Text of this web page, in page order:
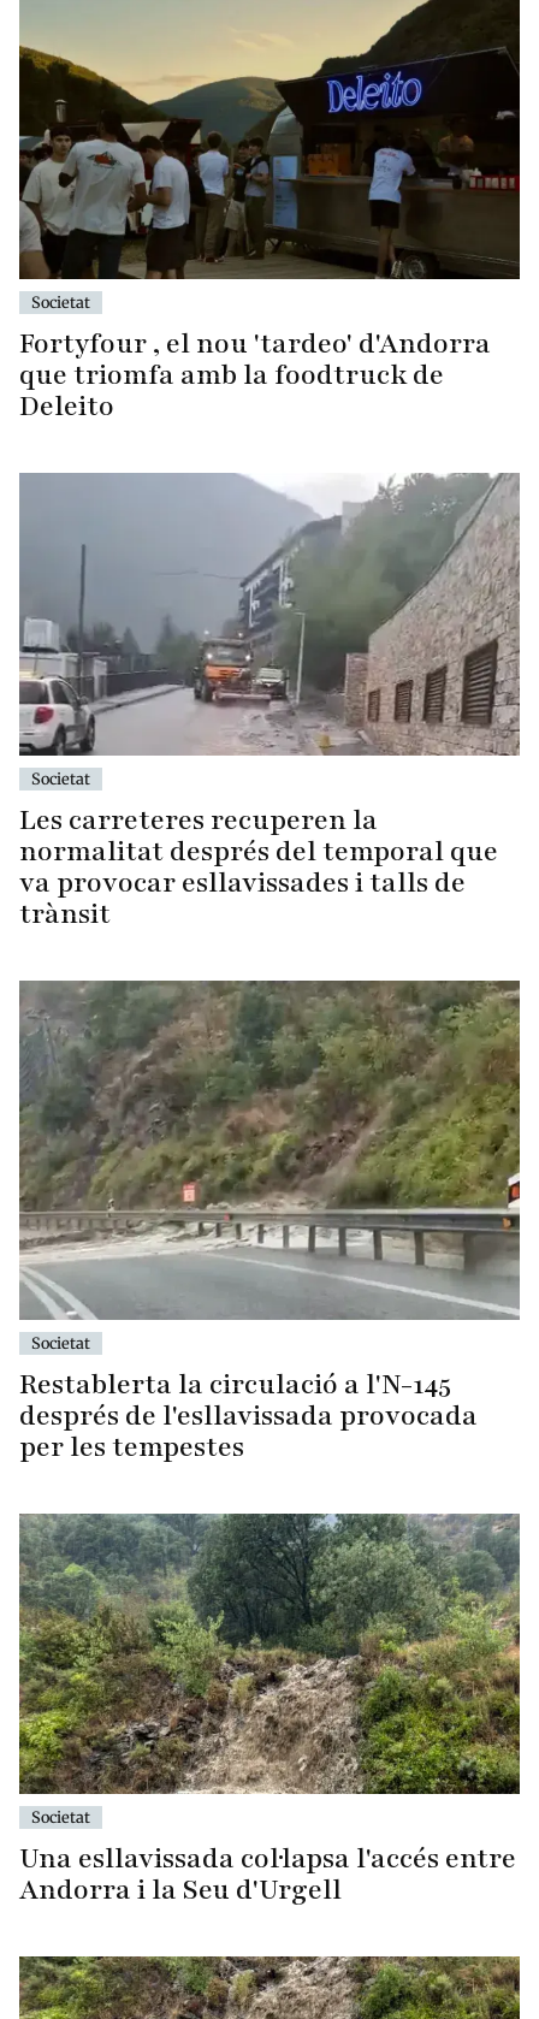
Societat
Fortyfour , el nou 'tardeo' d'Andorra
que triomfa amb la foodtruck de
Deleito
Societat
Les carreteres recuperen la
normalitat després del temporal que
va provocar esllavissades i talls de
trànsit
Societat
Restablerta la circulació a l'N-145
després de l'esllavissada provocada
per les tempestes
Societat
Una esllavissada col·lapsa l'accés entre
Andorra i la Seu d'Urgell